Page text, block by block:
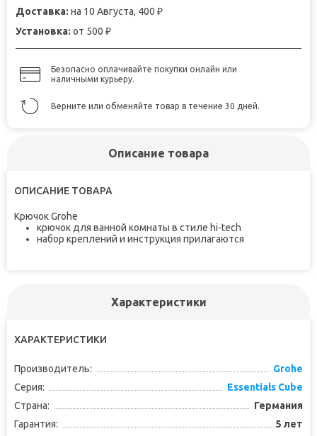
Доставка: на 10 Августа, 400 ₽
Установка: от 500 ₽
Безопасно оплачивайте покупки онлайн или
наличными курьеру.
Верните или обменяйте товар в течение 30 дней.
Описание товара
ОПИСАНИЕ ТОВАРА
Крючок Grohe
крючок для ванной комнаты в стиле hi-tech
набор креплений и инструкция прилагаются
Характеристики
ХАРАКТЕРИСТИКИ
Производитель:
Grohe
Серия:
Essentials Cube
Страна:
Германия
Гарантия:
5 лет